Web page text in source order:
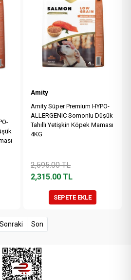
Amity
Amity Süper Premium HYPO-
ALLERGENIC Somonlu Düşük
Tahıllı Yetişkin Köpek Maması
4KG
2,595.00TL
2,315.00 TL
SEPETE EKLE
Sonraki Son